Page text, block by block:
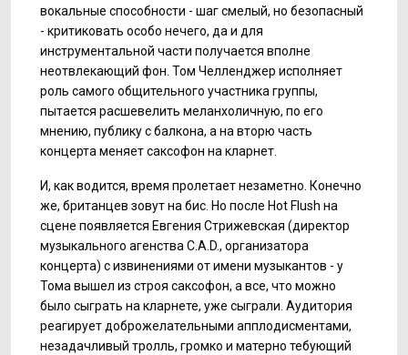
вокальные способности - шаг смелый, но безопасный
- критиковать особо нечего, да и для
инструментальной части получается вполне
неотвлекающий фон. Том Челленджер исполняет
роль самого общительного участника группы,
пытается расшевелить меланхоличную, по его
мнению, публику с балкона, а на вторю часть
концерта меняет саксофон на кларнет.
И, как водится, время пролетает незаметно. Конечно
же, британцев зовут на бис. Но после Hot Flush на
сцене появляется Евгения Стрижевская (директор
музыкального агенства C.A.D., организатора
концерта) с извинениями от имени музыкантов - у
Тома вышел из строя саксофон, а все, что можно
было сыграть на кларнете, уже сыграли. Аудитория
реагирует доброжелательными апплодисментами,
незадачливый тролль, громко и матерно тебующий